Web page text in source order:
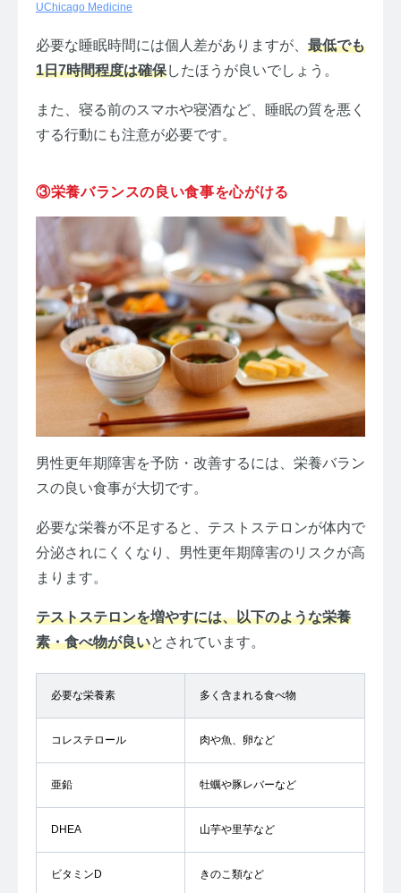
UChicago Medicine
必要な睡眠時間には個人差がありますが、 最低でも
1日7時間程度は確保したほうが良いでしょう。
また、寝る前のスマホや寝酒など、睡眠の質を悪く
する行動にも注意が必要です。
③栄養バランスの良い食事を心がける
男性更年期障害を予防・改善するには、栄養バラン
スの良い食事が大切です。
必要な栄養が不足すると、テストステロンが体内で
分泌されにくくなり、男性更年期障害のリスクが高
まります。
テストステロンを増やすには、以下のような栄養
素・食べ物が良いとされています。
必要な栄養素 多く含まれる食べ物
コレステロール 肉や魚、卵など
亜鉛 牡蠣や豚レバーなど
DHEA 山芋や里芋など
ビタミンD きのこ類など